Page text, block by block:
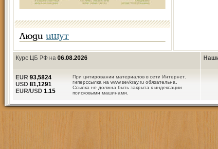
Люди ищут
Курс ЦБ РФ на 06.08.2026
При цитировании материалов в сети Интернет,
гиперссылка на www.sevkray.ru обязательна.
Ссылка не должна быть закрыта к индексации
поисковыми машинами.
EUR 93,5824
USD 81,1291
EUR/USD 1.15